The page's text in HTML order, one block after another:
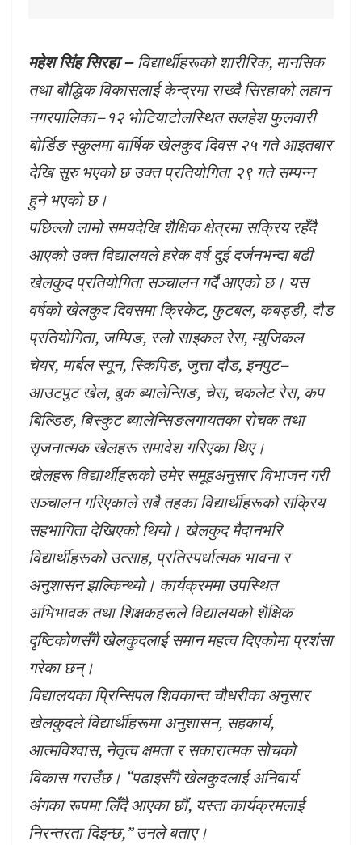
महेश सिंह सिरहा –विद्यार्थीहरूको शारीरिक, मानसिक
तथा बौद्धिक विकासलाई केन्द्रमा राख्दै सिरहाको लहान
नगरपालिका–१२ भोटियाटोलस्थित सलहेश फुलवारी
बोर्डिङ स्कुलमा वार्षिक खेलकुद दिवस २५ गते आइतबार
देखि सुरु भएको छ उक्त प्रतियोगिता २९ गते सम्पन्न
हुने भएको छ।
पछिल्लो लामो समयदेखि शैक्षिक क्षेत्रमा सक्रिय रहँदै
आएको उक्त विद्यालयले हरेक वर्ष दुई दर्जनभन्दा बढी
खेलकुद प्रतियोगिता सञ्चालन गर्दै आएको छ। यस
वर्षको खेलकुद दिवसमा क्रिकेट, फुटबल, कबड्डी, दौड
प्रतियोगिता, जम्पिङ, स्लो साइकल रेस, म्युजिकल
चेयर, मार्बल स्पून, स्किपिङ, जुत्ता दौड, इनपुट–
आउटपुट खेल, बुक ब्यालेन्सिङ, चेस, चकलेट रेस, कप
बिल्डिङ, बिस्कुट ब्यालेन्सिङलगायतका रोचक तथा
सृजनात्मक खेलहरू समावेश गरिएका थिए।
खेलहरू विद्यार्थीहरूको उमेर समूहअनुसार विभाजन गरी
सञ्चालन गरिएकाले सबै तहका विद्यार्थीहरूको सक्रिय
सहभागिता देखिएको थियो। खेलकुद मैदानभरि
विद्यार्थीहरूको उत्साह, प्रतिस्पर्धात्मक भावना र
अनुशासन झल्किन्थ्यो। कार्यक्रममा उपस्थित
अभिभावक तथा शिक्षकहरूले विद्यालयको शैक्षिक
दृष्टिकोणसँगै खेलकुदलाई समान महत्व दिएकोमा प्रशंसा
गरेका छन्।
विद्यालयका प्रिन्सिपल शिवकान्त चौधरीका अनुसार
खेलकुदले विद्यार्थीहरूमा अनुशासन, सहकार्य,
आत्मविश्वास, नेतृत्व क्षमता र सकारात्मक सोचको
विकास गराउँछ। “पढाइसँगै खेलकुदलाई अनिवार्य
अंगका रूपमा लिँदै आएका छौं, यस्ता कार्यक्रमलाई
निरन्तरता दिइन्छ,” उनले बताए।